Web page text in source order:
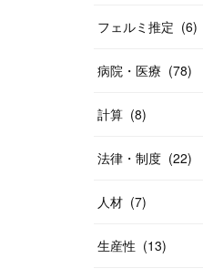
フェルミ推定 (6)
病院・医療 (78)
計算 (8)
法律・制度 (22)
人材 (7)
生産性 (13)